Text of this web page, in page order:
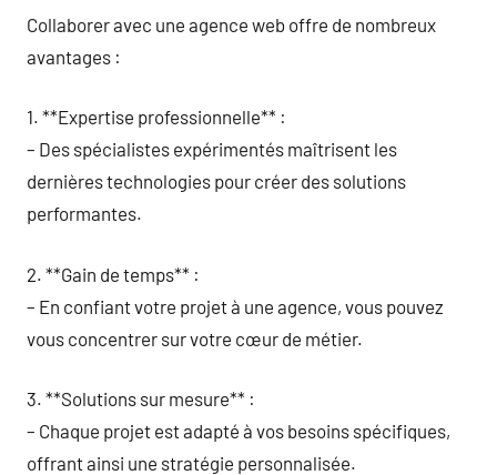
Collaborer avec une agence web offre de nombreux
avantages :
1. **Expertise professionnelle** :
– Des spécialistes expérimentés maîtrisent les
dernières technologies pour créer des solutions
performantes.
2. **Gain de temps** :
– En confiant votre projet à une agence, vous pouvez
vous concentrer sur votre cœur de métier.
3. **Solutions sur mesure** :
– Chaque projet est adapté à vos besoins spécifiques,
offrant ainsi une stratégie personnalisée.